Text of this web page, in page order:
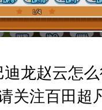
龙赵云怎
关注百田超